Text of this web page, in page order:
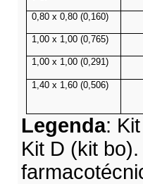
0,80 x 0,80 (0,160)
1,00 x 1,00 (0,765)
1,00 x 1,00 (0,291)
1,40 x 1,60 (0,506)
Legenda:
Kit D (kit bo).